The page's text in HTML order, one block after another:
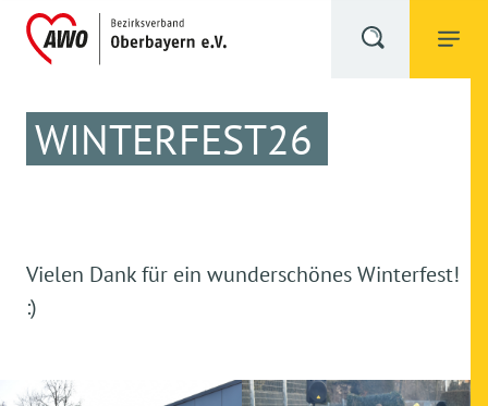
WINTERFEST26
Vielen Dank für ein wunderschönes Winterfest!
:)